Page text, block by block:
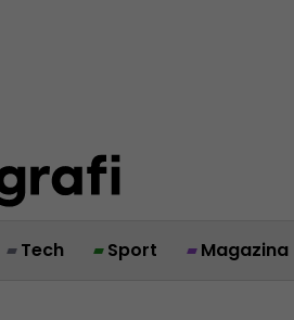
Tech Sport Magazina